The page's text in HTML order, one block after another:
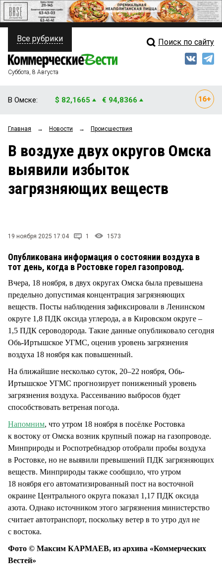
ПОЛИТИКА
ФИНАНСЫ
ОБЩЕСТВО
ЗАКОН
НОВОСТИ КОМПАНИЙ
Свежий выпуск
Мнения
Рейтинги
Блоги
Архив
Все рубрики Поиск по сайту
Суббота, 8 Августа
В Омске: $ 82,1665 € 94,8366
Главная → Новости → Происшествия
В воздухе двух округов Омска
выявили избыток
загрязняющих веществ
19 ноября 2025 17:04 1 1573
Опубликована информация о состоянии воздуха в
тот день, когда в Ростовке горел газопровод.
Вчера, 18 ноября, в двух округах Омска была превышена
предельно допустимая концентрация загрязняющих
веществ. Посты наблюдения зафиксировали в Ленинском
округе 1,8 ПДК оксида углерода, а в Кировском округе –
1,5 ПДК сероводорода. Такие данные опубликовало сегодня
Обь-Иртышское УГМС, оценив уровень загрязнения
воздуха 18 ноября как повышенный.
На ближайшие несколько суток, 20–22 ноября, Обь-
Иртышское УГМС прогнозирует пониженный уровень
загрязнения воздуха. Рассеиванию выбросов будет
способствовать ветреная погода.
Напомним, что утром 18 ноября в посёлке Ростовка
к востоку от Омска возник крупный пожар на газопроводе.
Минприроды и Роспотребнадзор отобрали пробы воздуха
в Ростовке, но не выявили превышений ПДК загрязняющих
веществ. Минприроды также сообщило, что утром
18 ноября его автоматизированный пост на восточной
окраине Центрального округа показал 1,17 ПДК оксида
азота. Однако источником этого загрязнения министерство
считает автотранспорт, поскольку ветер в то утро дул не
с востока.
Фото © Максим КАРМАЕВ, из архива «Коммерческих
Вестей»